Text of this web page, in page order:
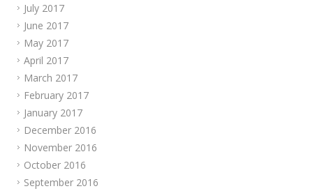
July 2017
June 2017
May 2017
April 2017
March 2017
February 2017
January 2017
December 2016
November 2016
October 2016
September 2016